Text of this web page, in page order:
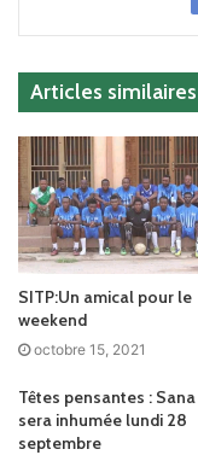
Articles similaires
SITP:Un amical pour le
weekend
octobre 15, 2021
Têtes pensantes :
sera inhumée lundi 28
septembre